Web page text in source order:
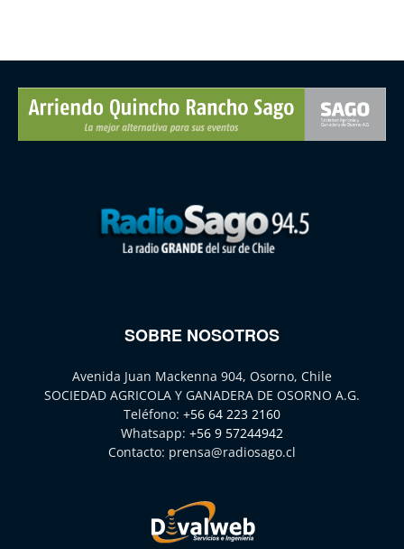
SOBRE NOSOTROS
Avenida Juan Mackenna 904, Osorno, Chile
SOCIEDAD AGRICOLA Y GANADERA DE OSORNO A.G.
Teléfono: +56 64 223 2160
Whatsapp: +56 9 57244942
Contacto: prensa@radiosago.cl